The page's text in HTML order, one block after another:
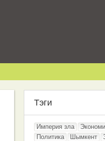
Тэги
Империя зла
Политика
Шымкент